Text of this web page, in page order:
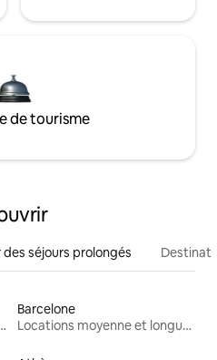
de tourisme
séjours prolongés
longue durée
Barcelone
Locations moyenne et longue durée